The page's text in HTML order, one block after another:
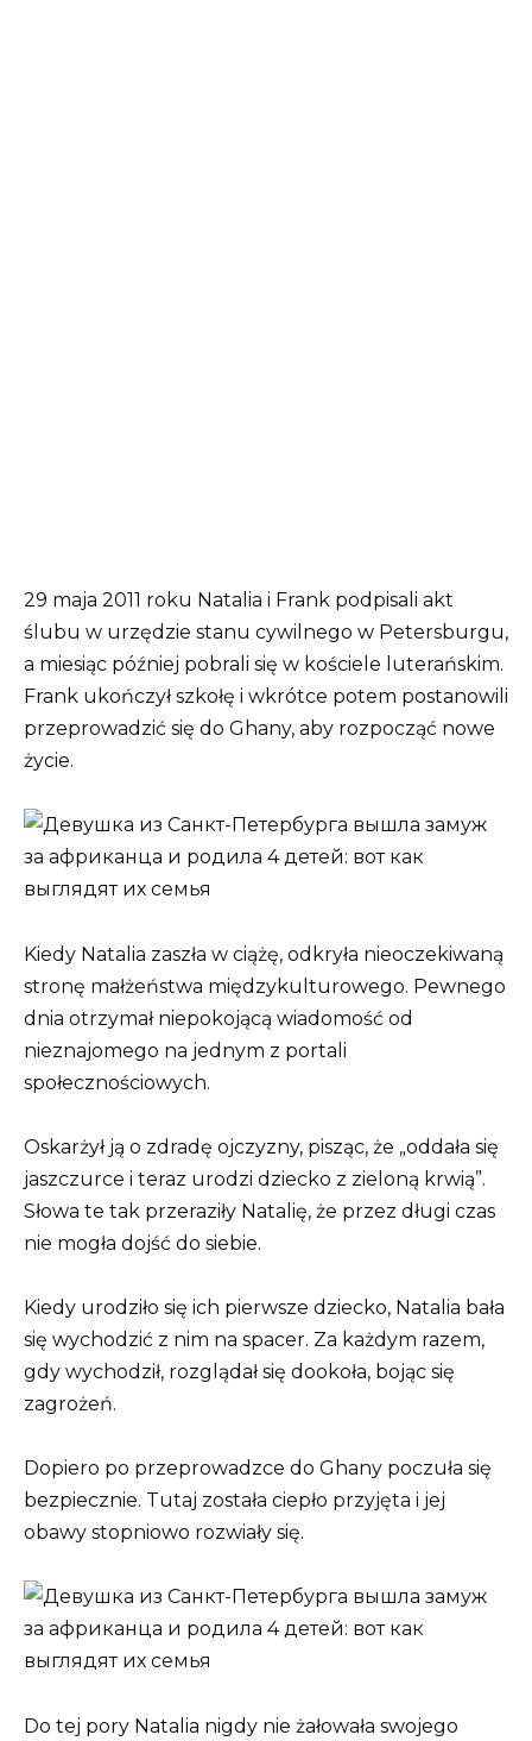
29 maja 2011 roku Natalia i Frank podpisali akt
ślubu w urzędzie stanu cywilnego w Petersburgu,
a miesiąc później pobrali się w kościele luterańskim.
Frank ukończył szkołę i wkrótce potem postanowili
przeprowadzić się do Ghany, aby rozpocząć nowe
życie.
Kiedy Natalia zaszła w ciążę, odkryła nieoczekiwaną
stronę małżeństwa międzykulturowego. Pewnego
dnia otrzymał niepokojącą wiadomość od
nieznajomego na jednym z portali
społecznościowych.
Oskarżył ją o zdradę ojczyzny, pisząc, że „oddała się
jaszczurce i teraz urodzi dziecko z zieloną krwią”.
Słowa te tak przeraziły Natalię, że przez długi czas
nie mogła dojść do siebie.
Kiedy urodziło się ich pierwsze dziecko, Natalia bała
się wychodzić z nim na spacer. Za każdym razem,
gdy wychodził, rozglądał się dookoła, bojąc się
zagrożeń.
Dopiero po przeprowadzce do Ghany poczuła się
bezpiecznie. Tutaj została ciepło przyjęta i jej
obawy stopniowo rozwiały się.
Do tej pory Natalia nigdy nie żałowała swojego